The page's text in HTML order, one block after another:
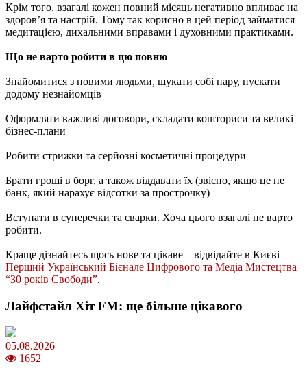
Крім того, взагалі кожен повний місяць негативно впливає на
здоров’я та настрій. Тому так корисно в цей період займатися
медитацією, дихальними вправами і духовними практиками.
Що не варто робити в цю повню
Знайомитися з новими людьми, шукати собі пару, пускати
додому незнайомців
Оформляти важливі договори, складати кошториси та великі
бізнес-плани
Робити стрижки та серйозні косметичні процедури
Брати гроші в борг, а також віддавати їх (звісно, якщо це не
банк, який нарахує відсотки за прострочку)
Вступати в суперечки та сварки. Хоча цього взагалі не варто
робити.
Краще дізнайтесь щось нове та цікаве – відвідайте в Києві
Перший Український Бієнале Цифрового та Медіа Мистецтва
“З0 років Свободи”.
Лайфстайл Хіт FM: ще більше цікавого
05.08.2026
1652